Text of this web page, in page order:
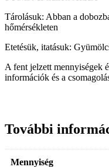
Tárolásuk: Abban a
hőmérsékleten
Etetésük, itatásuk:
A fent jelzett mennyiségek
információk és a
További
Mennyiség